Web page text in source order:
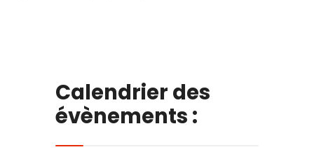
Calendrier des
évènements :